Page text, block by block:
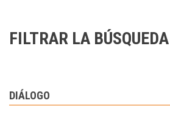
FILTRAR LA
DIÁLOGO